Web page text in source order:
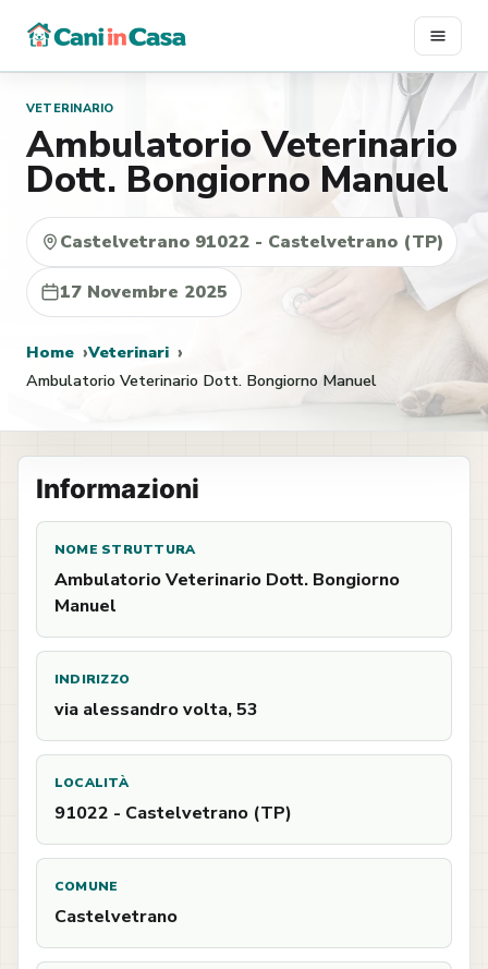
contenuto
VETERINARIO
Ambulatorio Veterinario
Dott. Bongiorno Manuel
Castelvetrano 91022 - Castelvetrano (TP)
17 Novembre 2025
Home
Veterinari
Ambulatorio Veterinario Dott. Bongiorno Manuel
Informazioni
NOME STRUTTURA
Ambulatorio Veterinario Dott. Bongiorno
Manuel
INDIRIZZO
via alessandro volta, 53
LOCALITÀ
91022 - Castelvetrano (TP)
COMUNE
Castelvetrano